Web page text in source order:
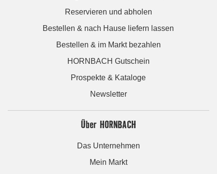
Reservieren und abholen
Bestellen & nach Hause liefern lassen
Bestellen & im Markt bezahlen
HORNBACH Gutschein
Prospekte & Kataloge
Newsletter
Über HORNBACH
Das Unternehmen
Mein Markt